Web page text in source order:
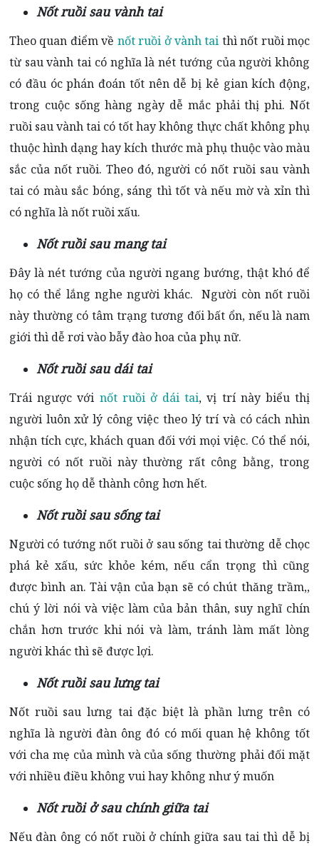
Nốt ruồi sau vành tai
Theo quan điểm về nốt ruồi ở vành tai thì nốt ruồi mọc
từ sau vành tai có nghĩa là nét tướng của người không
có đầu óc phán đoán tốt nên dễ bị kẻ gian kích động,
trong cuộc sống hàng ngày dễ mắc phải thị phi. Nốt
ruồi sau vành tai có tốt hay không thực chất không phụ
thuộc hình dạng hay kích thước mà phụ thuộc vào màu
sắc của nốt ruồi. Theo đó, người có nốt ruồi sau vành
tai có màu sắc bóng, sáng thì tốt và nếu mờ và xỉn thì
có nghĩa là nốt ruồi xấu.
Nốt ruồi sau mang tai
Đây là nét tướng của người ngang bướng, thật khó để
họ có thể lắng nghe người khác. Người còn nốt ruồi
này thường có tâm trạng tương đối bất ổn, nếu là nam
giới thì dễ rơi vào bẫy đào hoa của phụ nữ.
Nốt ruồi sau dái tai
Trái ngược với nốt ruồi ở dái tai, vị trí này biểu thị
người luôn xử lý công việc theo lý trí và có cách nhìn
nhận tích cực, khách quan đối với mọi việc. Có thể nói,
người có nốt ruồi này thường rất công bằng, trong
cuộc sống họ dễ thành công hơn hết.
Nốt ruồi sau sống tai
Người có tướng nốt ruồi ở sau sống tai thường dễ chọc
phá kẻ xấu, sức khỏe kém, nếu cẩn trọng thì cũng
được bình an. Tài vận của bạn sẽ có chút thăng trầm,,
chú ý lời nói và việc làm của bản thân, suy nghĩ chín
chắn hơn trước khi nói và làm, tránh làm mất lòng
người khác thì sẽ được lợi.
Nốt ruồi sau lưng tai
Nốt ruồi sau lưng tai đặc biệt là phần lưng trên có
nghĩa là người đàn ông đó có mối quan hệ không tốt
với cha mẹ của mình và của sống thường phải đối mặt
với nhiều điều không vui hay không như ý muốn
Nốt ruồi ở sau chính giữa tai
Nếu đàn ông có nốt ruồi ở chính giữa sau tai thì dễ bị